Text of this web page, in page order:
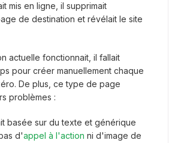
mis en ligne, il supprimait
de destination et révélait le site
actuelle fonctionnait, il fallait
pour créer manuellement chaque
De plus, ce type de page
problèmes :
basée sur du texte et générique
d'appel à l'action ni d'image de